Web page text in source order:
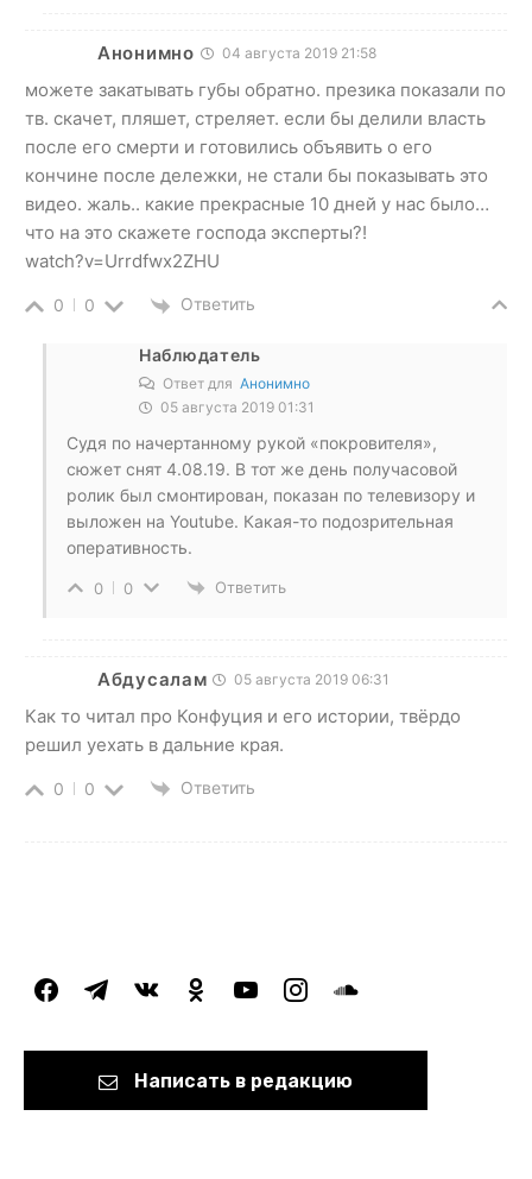
Анонимно 04 августа 2019 21:58
можете закатывать губы обратно. презика показали по
тв. скачет, пляшет, стреляет. если бы делили власть
после его смерти и готовились объявить о его
кончине после дележки, не стали бы показывать это
видео. жаль.. какие прекрасные 10 дней у нас было…
что на это скажете господа эксперты?!
watch?v=Urrdfwx2ZHU
0 0 Ответить
Наблюдатель
Ответ для Анонимно
05 августа 2019 01:31
Судя по начертанному рукой «покровителя»,
сюжет снят 4.08.19. В тот же день получасовой
ролик был смонтирован, показан по телевизору и
выложен на Youtube. Какая-то подозрительная
оперативность.
0 0 Ответить
Абдусалам 05 августа 2019 06:31
Как то читал про Конфуция и его истории, твёрдо
решил уехать в дальние края.
0 0 Ответить
facebooktelegramvkontakteodnoklassniki
youtubeinstagramsoundcloud
Написать в редакцию